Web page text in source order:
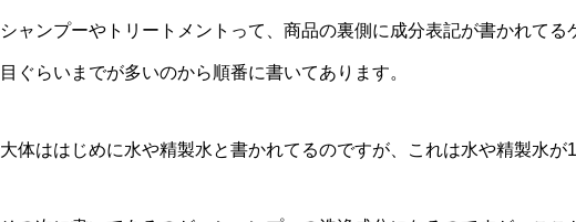
シャンプーやトリートメントって、商品の裏側に成分表記が書かれて
目ぐらいまでが多いのから順番に書いてあります。
大体ははじめに水や精製水と書かれてるのですが、これは水や精製水が